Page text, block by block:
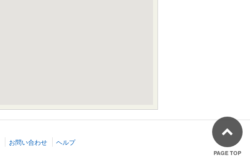
お問い合わせ ヘルプ
PAGE TOP